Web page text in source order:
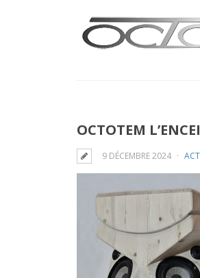
OCTOTEM
9 DÉCEMBRE 2024